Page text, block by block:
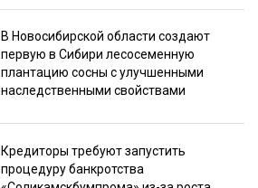
В Новосибирской области создают
первую в Сибири лесосеменную
плантацию сосны с улучшенными
наследственными свойствами
Кредиторы требуют запустить
процедуру банкротства